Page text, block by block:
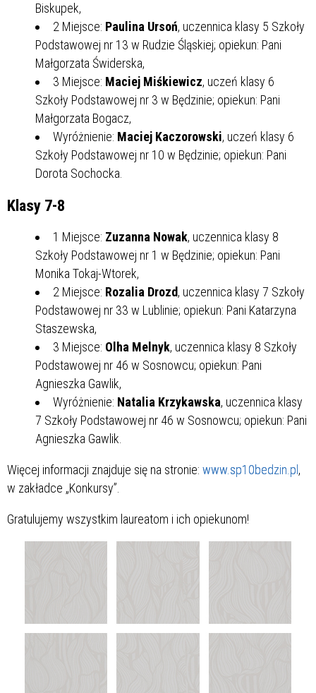
Biskupek,
2 Miejsce: Paulina Ursoń, uczennica klasy 5 Szkoły
Podstawowej nr 13 w Rudzie Śląskiej; opiekun: Pani
Małgorzata Świderska,
3 Miejsce: Maciej Miśkiewicz, uczeń klasy 6
Szkoły Podstawowej nr 3 w Będzinie; opiekun: Pani
Małgorzata Bogacz,
Wyróżnienie: Maciej Kaczorowski, uczeń klasy 6
Szkoły Podstawowej nr 10 w Będzinie; opiekun: Pani
Dorota Sochocka.
Klasy 7-8
1 Miejsce: Zuzanna Nowak, uczennica klasy 8
Szkoły Podstawowej nr 1 w Będzinie; opiekun: Pani
Monika Tokaj-Wtorek,
2 Miejsce: Rozalia Drozd, uczennica klasy 7 Szkoły
Podstawowej nr 33 w Lublinie; opiekun: Pani Katarzyna
Staszewska,
3 Miejsce: Olha Melnyk, uczennica klasy 8 Szkoły
Podstawowej nr 46 w Sosnowcu; opiekun: Pani
Agnieszka Gawlik,
Wyróżnienie: Natalia Krzykawska, uczennica klasy
7 Szkoły Podstawowej nr 46 w Sosnowcu; opiekun: Pani
Agnieszka Gawlik.
Więcej informacji znajduje się na stronie: www.sp10bedzin.pl ,
w zakładce „Konkursy”.
Gratulujemy wszystkim laureatom i ich opiekunom!